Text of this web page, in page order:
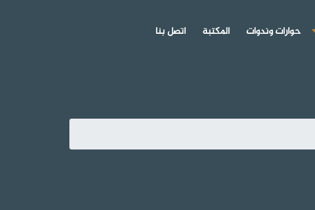
حوارات وندوات المكتبة اتصل بنا